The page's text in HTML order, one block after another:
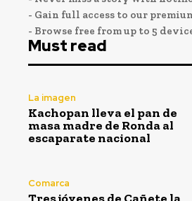
- Gain full access to our
- Browse free from up to 5
Must read
La imagen
Kachopan lleva el pan de
masa madre de Ronda al
escaparate nacional
Comarca